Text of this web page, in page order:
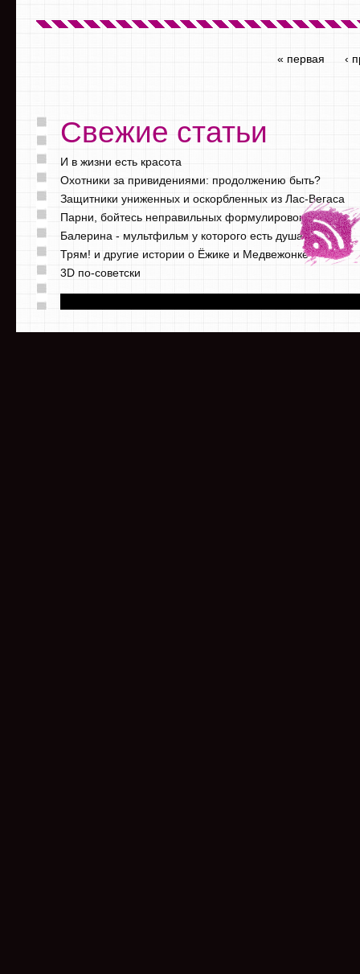
« первая ‹
Свежие статьи
И в жизни есть красота
Охотники за привидениями: продолжению быть?
Защитники униженных и оскорбленных из Лас-Вегаса
Парни, бойтесь неправильных формулировок
Балерина - мультфильм у которого есть душа
Трям! и другие истории о Ёжике и Медвежонке
3D по-советски